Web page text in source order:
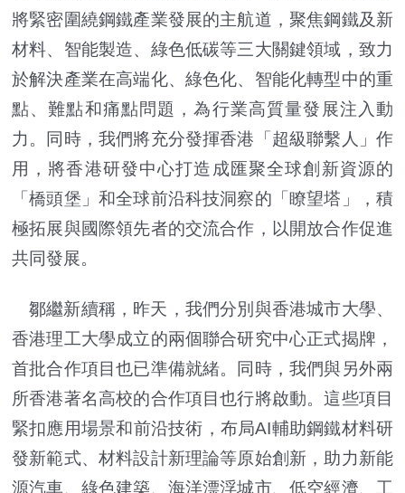
將緊密圍繞鋼鐵產業發展的主航道，聚焦鋼鐵及新
材料、智能製造、綠色低碳等三大關鍵領域，致力
於解決產業在高端化、綠色化、智能化轉型中的重
點、難點和痛點問題，為行業高質量發展注入動
力。同時，我們將充分發揮香港「超級聯繫人」作
用，將香港研發中心打造成匯聚全球創新資源的
「橋頭堡」和全球前沿科技洞察的「瞭望塔」，積
極拓展與國際領先者的交流合作，以開放合作促進
共同發展。
鄒繼新續稱，昨天，我們分別與香港城市大學、
香港理工大學成立的兩個聯合研究中心正式揭牌，
首批合作項目也已準備就緒。同時，我們與另外兩
所香港著名高校的合作項目也行將啟動。這些項目
緊扣應用場景和前沿技術，布局AI輔助鋼鐵材料研
發新範式、材料設計新理論等原始創新，助力新能
源汽車、綠色建築、海洋漂浮城市、低空經濟、工